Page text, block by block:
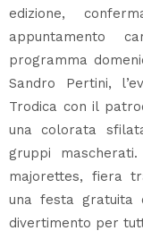
edizione,
appuntamento
programma
Sandro Pertini,
Trodica con il
una colorata
gruppi
majorettes, fiera
una festa gratuita
divertimento per